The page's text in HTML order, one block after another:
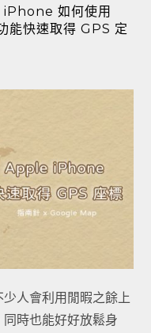
如何使用
快速取得 GPS 定
人會利用閒暇之餘上
時也能好好放鬆身